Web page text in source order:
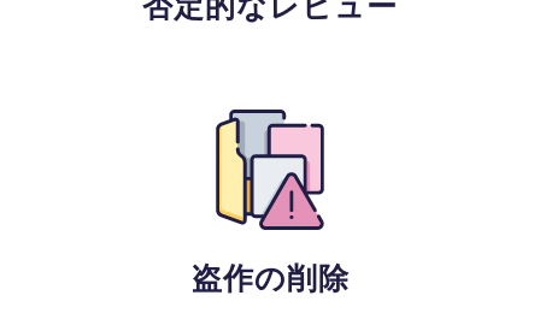
盗作の削除